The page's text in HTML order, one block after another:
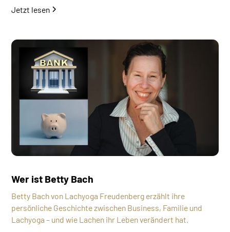
Jetzt lesen
Wer ist Betty Bach
Betty Bach von Lachyoga Freudenberg erzählt ihre
persönliche Geschichte zwischen Business, Familie und
Lachyoga – und wie Lachen ihr Leben verändert hat.